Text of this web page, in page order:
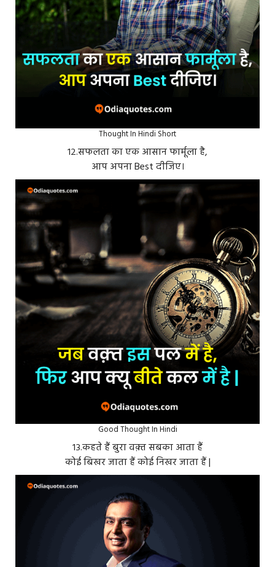
Thought In Hindi Short
१२.सफलता का एक आसान फार्मूला है,
आप अपना Best दीजिए।
Good Thought In Hindi
१३.कहते हैं बुरा वक़्त सबका आता हैं
कोई बिखर जाता हैं कोई निखर जाता हैं |